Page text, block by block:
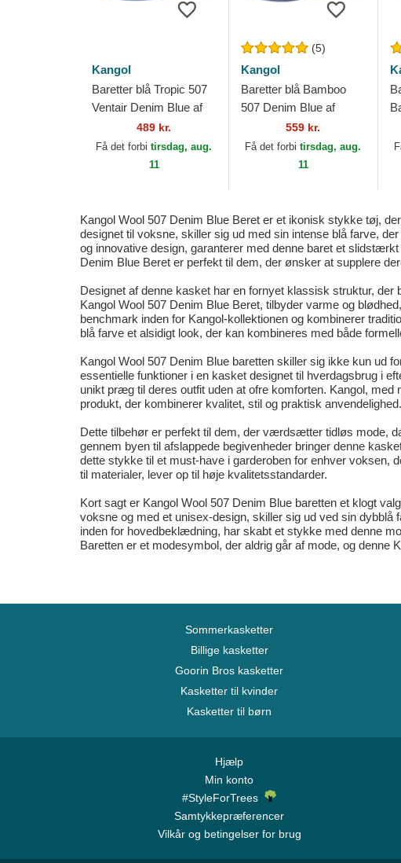
Kangol
Baretter blå Tropic 507
Ventair Denim Blue af
489 kr.
Få det forbitirsdag, aug.
11
(5)
Kangol
Baretter blå Bamboo
507 Denim Blue af
559 kr.
Få det forbitirsdag, aug.
11
Kangol Wool 507 Denim Blue Beret er et ikonisk stykke tøj,
designet til voksne, skiller sig ud med sin intense blå farve,
og innovative design, garanterer med denne baret et
Denim Blue Beret er perfekt til dem, der ønsker at supplere
Designet af denne kasket har en fornyet klassisk struktur,
Kangol Wool 507 Denim Blue Beret, tilbyder varme og
benchmark inden for Kangol-kollektionen og kombinerer
blå farve et alsidigt look, der kan kombineres med både
Kangol Wool 507 Denim Blue baretten skiller sig ikke kun ud
essentielle funktioner i en kasket designet til hverdagsbrug i
unikt præg til deres outfit uden at ofre komforten. Kangol,
produkt, der kombinerer kvalitet, stil og praktisk anvendelighed.
Dette tilbehør er perfekt til dem, der værdsætter tidløs mode,
gennem byen til afslappede begivenheder bringer denne
dette stykke til et must-have i garderoben for enhver voksen,
til materialer, lever op til høje kvalitetsstandarder.
Kort sagt er Kangol Wool 507 Denim Blue baretten et klogt
voksne og med et unisex-design, skiller sig ud ved sin
inden for hovedbeklædning, har skabt et stykke med denne
Baretten er et modesymbol, der aldrig går af mode, og denne
Sommerkasketter
Billige kasketter
Goorin Bros kasketter
Kasketter til kvinder
Kasketter til børn
Hjælp
Min konto
#StyleForTrees
Samtykkepræferencer
Vilkår og betingelser for brug